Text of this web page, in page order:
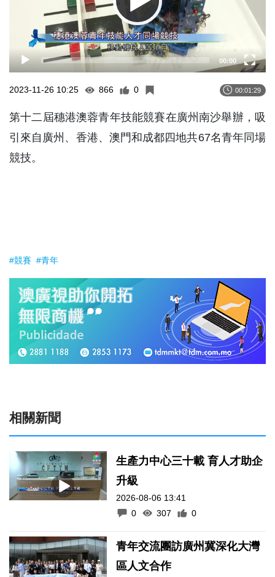
00:00
2023-11-26 10:25 866 0 00:01:29
第十二屆穗港澳蓉青年技能競賽在廣州南沙舉辦，吸
引來自廣州、香港、澳門和成都四地共67名青年同場
競技。
#競賽 #青年
相關新聞
生產力中心三十載 育人才助企
升級
2026-08-06 13:41
0
307 0
青年交流團訪廣州冀深化大灣
區人文合作